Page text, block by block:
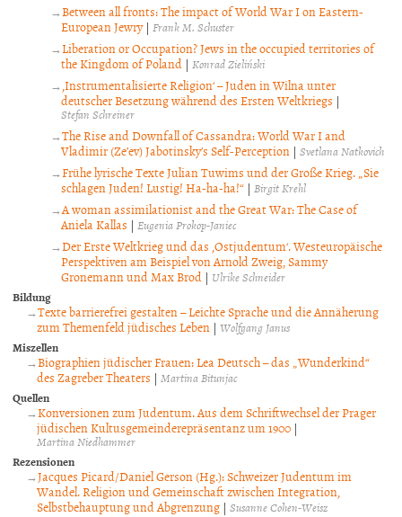
Between all fronts: The impact of World War I on Eastern-
European Jewry| Frank M. Schuster
Liberation or Occupation? Jews in the occupied territories of
the Kingdom of Poland | Konrad Zieliński
‚Instrumentalisierte Religion‘ – Juden in Wilna unter
deutscher Besetzung während des Ersten Weltkriegs |
Stefan Schreiner
The Rise and Downfall of Cassandra: World War I and
Vladimir (Ze’ev) Jabotinsky’s Self-Perception | Svetlana Natkovich
Frühe lyrische Texte Julian Tuwims und der Große Krieg. „Sie
schlagen Juden! Lustig! Ha-ha-ha!“ | Birgit Krehl
A woman assimilationist and the Great War: The Case of
Aniela Kallas | Eugenia Prokop-Janiec
Der Erste Weltkrieg und das ‚Ostjudentum‘. Westeuropäische
Perspektiven am Beispiel von Arnold Zweig, Sammy
Gronemann und Max Brod | Ulrike Schneider
Bildung
Texte barrierefrei gestalten – Leichte Sprache und die Annäherung
zum Themenfeld jüdisches Leben | Wolfgang Janus
Miszellen
Biographien jüdischer Frauen: Lea Deutsch – das „Wunderkind“
des Zagreber Theaters | Martina Bitunjac
Quellen
Konversionen zum Judentum. Aus dem Schriftwechsel der Prager
jüdischen Kultusgemeinderepräsentanz um 1900 |
Martina Niedhammer
Rezensionen
Jacques Picard/Daniel Gerson (Hg.): Schweizer Judentum im
Wandel. Religion und Gemeinschaft zwischen Integration,
Selbstbehauptung und Abgrenzung | Susanne Cohen-Weisz